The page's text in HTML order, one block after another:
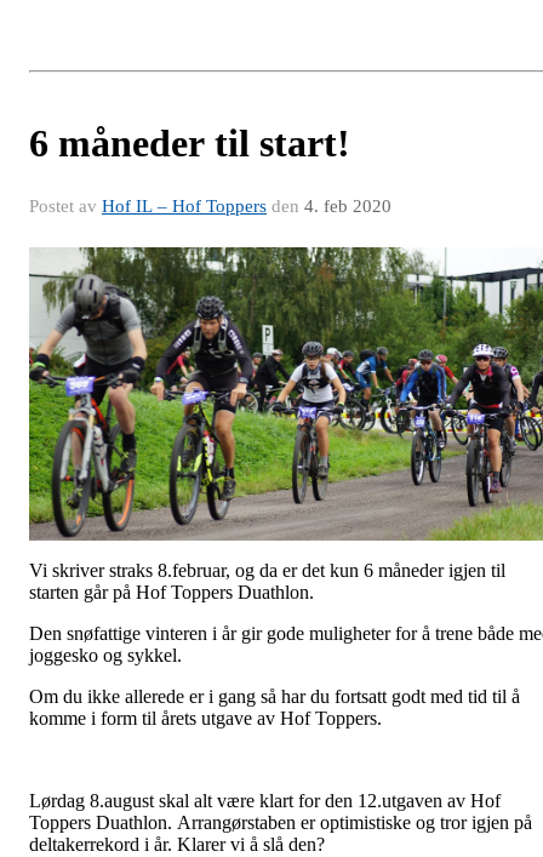
6 måneder til start!
Postet av Hof IL – Hof Toppers den 4. feb 2020
Vi skriver straks 8.februar, og da er det kun 6 måneder igjen til
starten går på Hof Toppers Duathlon.
Den snøfattige vinteren i år gir gode muligheter for å trene både
joggesko og sykkel.
Om du ikke allerede er i gang så har du fortsatt godt med tid til å
komme i form til årets utgave av Hof Toppers.
Lørdag 8.august skal alt være klart for den 12.utgaven av Hof
Toppers Duathlon. Arrangørstaben er optimistiske og tror igjen på
deltakerrekord i år. Klarer vi å slå den?